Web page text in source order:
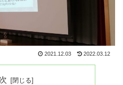
2021.12.03 2022.03.12